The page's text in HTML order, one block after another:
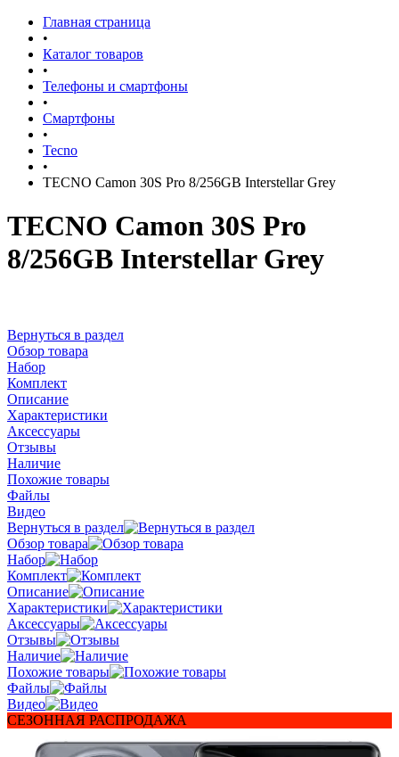
Главная страница
•
Каталог товаров
•
Телефоны и смартфоны
•
Смартфоны
•
Tecno
•
TECNO Camon 30S Pro 8/256GB Interstellar Grey
TECNO Camon 30S Pro
8/256GB Interstellar Grey
Вернуться в раздел
Обзор товара
Набор
Комплект
Описание
Характеристики
Аксессуары
Отзывы
Наличие
Похожие товары
Файлы
Видео
Вернуться в раздел
Обзор товара
Набор
Комплект
Описание
Характеристики
Аксессуары
Отзывы
Наличие
Похожие товары
Файлы
Видео
СЕЗОННАЯ РАСПРОДАЖА